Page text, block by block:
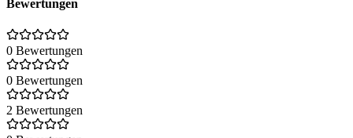
Bewertungen
0 Bewertungen
0 Bewertungen
2 Bewertungen